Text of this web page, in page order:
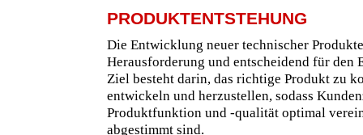
PRODUKTENTSTEHUNG
Die Entwicklung neuer technischer
Herausforderung und entscheidend für den
Ziel besteht darin, das richtige Produkt zu
entwickeln und herzustellen, sodass
Produktfunktion und -qualität optimal
abgestimmt sind.